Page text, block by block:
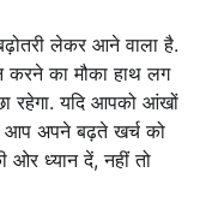
लेकर आने वाला है.
करने का मौका हाथ लग
रहेगा. यदि आपको आंखों
आप अपने बढ़ते खर्च को
ध्यान दें, नहीं तो